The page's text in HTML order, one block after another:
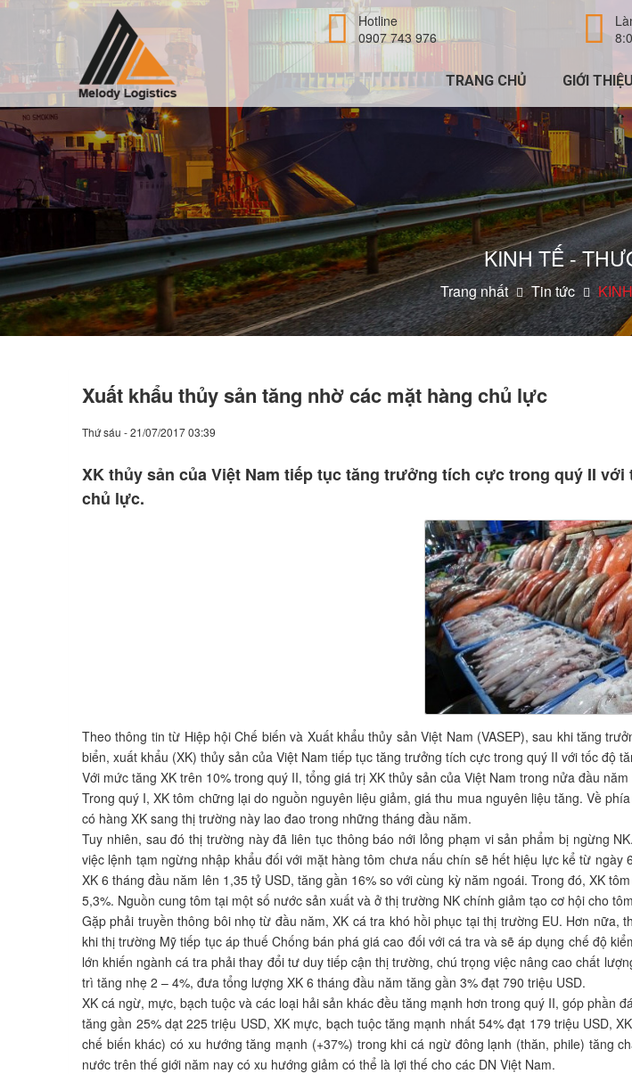
Hotline
0907 743 976
TRANG CHỦ GIỚI THIỆU
KINH TẾ -
Trang nhất Tin tức
Xuất khẩu thủy sản tăng nhờ các mặt hàng chủ lực
Thứ sáu - 21/07/2017 03:39
XK thủy sản của Việt Nam tiếp tục tăng trưởng tích cực trong quý II
chủ lực.
Theo thông tin từ Hiệp hội Chế biến và Xuất khẩu thủy sản Việt Nam (VASEP), sau khi tăng
biển, xuất khẩu (XK) thủy sản của Việt Nam tiếp tục tăng trưởng tích cực trong quý II với tốc độ
Với mức tăng XK trên 10% trong quý II, tổng giá trị XK thủy sản của Việt Nam trong nửa đầu
Trong quý I, XK tôm chững lại do nguồn nguyên liệu giảm, giá thu mua nguyên liệu tăng. Về
có hàng XK sang thị trường này lao đao trong những tháng đầu năm.
Tuy nhiên, sau đó thị trường này đã liên tục thông báo nới lỏng phạm vi sản phẩm bị ngừng
việc lệnh tạm ngừng nhập khẩu đối với mặt hàng tôm chưa nấu chín sẽ hết hiệu lực kể từ
XK 6 tháng đầu năm lên 1,35 tỷ USD, tăng gần 16% so với cùng kỳ năm ngoái. Trong đó, XK
5,3%. Nguồn cung tôm tại một số nước sản xuất và ở thị trường NK chính giảm tạo cơ hội cho
Gặp phải truyền thông bôi nhọ từ đầu năm, XK cá tra khó hồi phục tại thị trường EU. Hơn
khi thị trường Mỹ tiếp tục áp thuế Chống bán phá giá cao đối với cá tra và sẽ áp dụng chế độ
lớn khiến ngành cá tra phải thay đổi tư duy tiếp cận thị trường, chú trọng việc nâng cao chất
trì tăng nhẹ 2 – 4%, đưa tổng lượng XK 6 tháng đầu năm tăng gần 3% đạt 790 triệu USD.
XK cá ngừ, mực, bạch tuộc và các loại hải sản khác đều tăng mạnh hơn trong quý II, góp phần
tăng gần 25% dạt 225 triệu USD, XK mực, bạch tuộc tăng mạnh nhất 54% đạt 179 triệu USD,
chế biến khác) có xu hướng tăng mạnh (+37%) trong khi cá ngừ đông lạnh (thăn, phile) tăng
nước trên thế giới năm nay có xu hướng giảm có thể là lợi thế cho các DN Việt Nam.